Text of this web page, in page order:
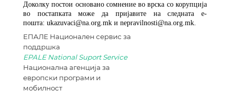
Доколку постои основано сомнение во врска со корупција
во постапката може да пријавите на следната е-
пошта: ukazuvaci@na.org.mk и nepravilnosti@na.org.mk.
ЕПАЛЕ Национален сервис за
поддршка
EPALE National Suport Service
Национална агенција за
европски програми и
мобилност